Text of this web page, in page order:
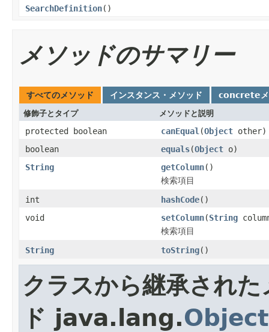
SearchDefinition()
メソッドのサマリー
すべてのメソッド インスタンス・メソッド concreteメ
修飾子とタイプ メソッドと説明
protected boolean canEqual (Object other)
boolean
equals(Object o)
String
getColumn()
検索項目
int
hashCode()
void
setColumn(String
検索項目
String
toString()
クラスから継承された
ド java.lang.Object